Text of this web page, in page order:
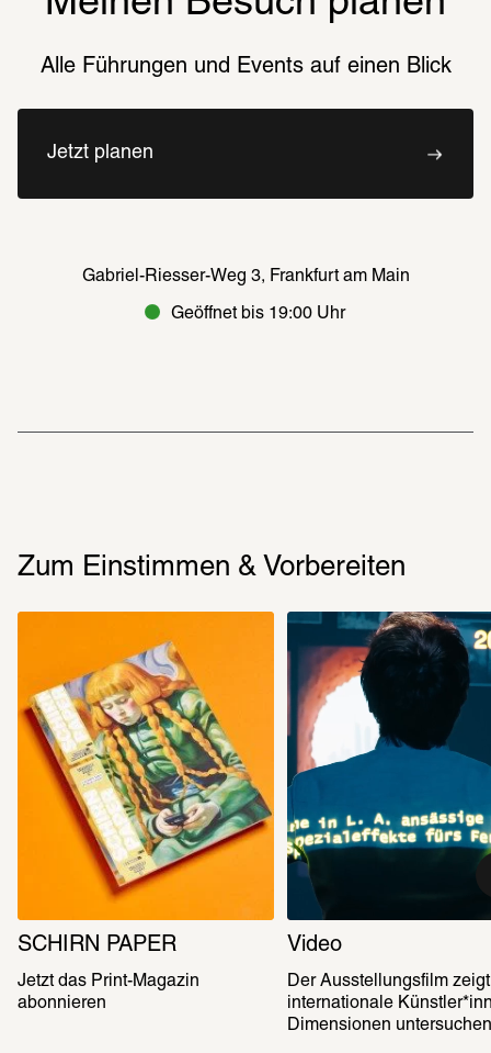
Alle Führungen und Events auf einen Blick
Jetzt planen
Gabriel-Riesser-Weg 3, Frankfurt am Main
Geöffnet bis 19:00 Uhr
Zum Einstimmen & Vorbereiten
SCHIRN PAPER
Jetzt das Print-Magazin
abonnieren
Video
Der Ausstellungsfilm
internationale
Dimensionen